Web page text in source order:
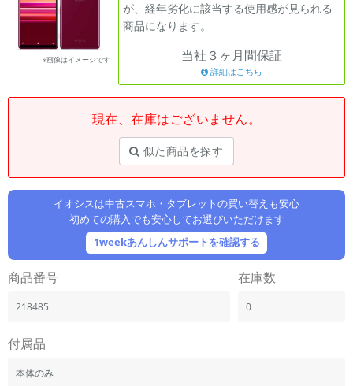
※画像はイメージです
が、経年劣化に該当する使用感が見られる
商品になります。
当社３ヶ月間保証
詳細はこちら
現在、在庫はございません。
似た商品を探す
イオシスは中古スマホ・タブレットの買い替えも安心
初めての購入でも安心してお選びいただけます
1weekあんしんサポートを確認する
商品番号
218485
在庫数
0
付属品
本体のみ
フリーワード
除外ワード
カテゴリー
商品ジャンルの絞り込み
「スマートフォン」「タブレット」など
製造、販売メーカーの絞り込み
「Apple」「SONY」「SHARP」など
機能・特徴
ドライブの絞り込み
ランク